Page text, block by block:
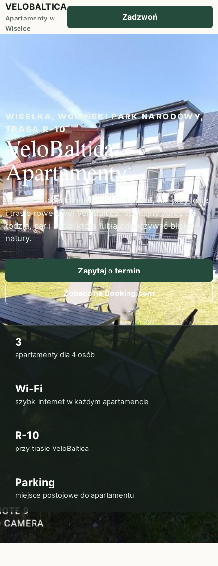
VELOBALTICA
Apartamenty w
Wisełce
Zadzwoń
WISEŁKA, WOLIŃSKI PARK NARODOWY,
TRASA R-10
VeloBaltica
Apartamenty
Trzy jasne apartamenty nad Bałtykiem, tuż przy lesie
i trasie rowerowej VeloBaltica. Spokojny adres dla
rodzin, par i osób, które lubią odpoczywać blisko
natury.
Zapytaj o termin
Zobacz na Booking.com
3
apartamenty dla 4 osób
Wi-Fi
szybki internet w każdym apartamencie
R-10
przy trasie VeloBaltica
Parking
miejsce postojowe do apartamentu